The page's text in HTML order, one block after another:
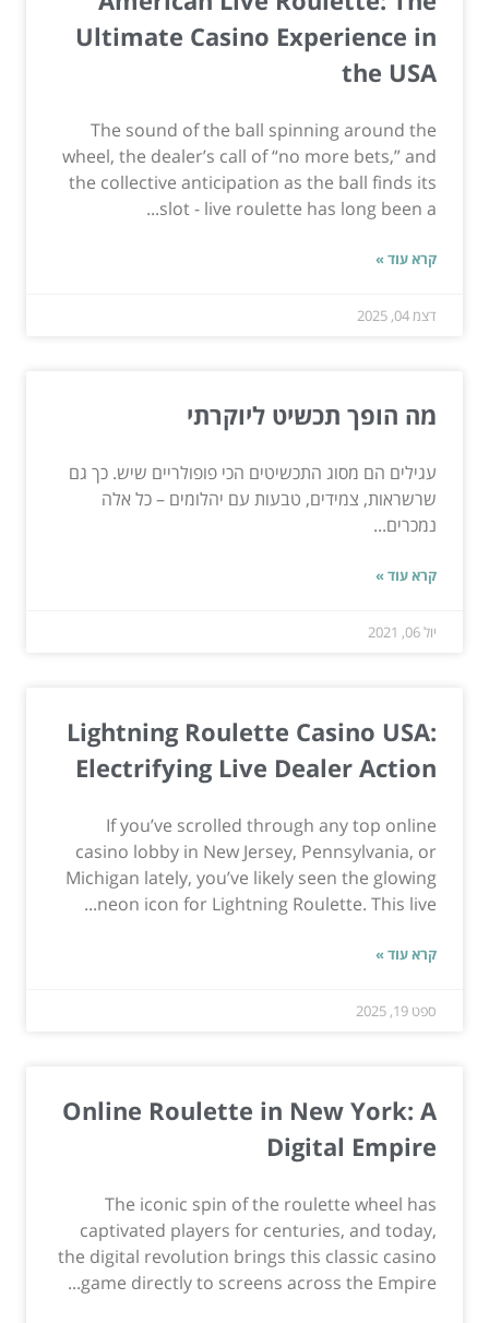
Ultimate Casino Experience in
the USA
The sound of the ball spinning around the
wheel, the dealer’s call of “no more bets,” and
the collective anticipation as the ball finds its
slot - live roulette has long been a...
קרא עוד »
דצמ 04, 2025
מה הופך תכשיט ליוקרתי
עגילים הם מסוג התכשיטים הכי פופולריים שיש. כך גם
שרשראות, צמידים, טבעות עם יהלומים – כל אלה
נמכרים...
קרא עוד »
יול 06, 2021
Lightning Roulette Casino USA:
Electrifying Live Dealer Action
If you’ve scrolled through any top online
casino lobby in New Jersey, Pennsylvania, or
Michigan lately, you’ve likely seen the glowing
neon icon for Lightning Roulette. This live...
קרא עוד »
ספט 19, 2025
Online Roulette in New York: A
Digital Empire
The iconic spin of the roulette wheel has
captivated players for centuries, and today,
the digital revolution brings this classic casino
game directly to screens across the Empire...